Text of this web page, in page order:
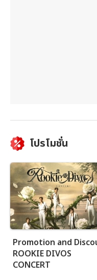
โปรโมชั่น
Promotion and
ROOKIE DIVOS
CONCERT